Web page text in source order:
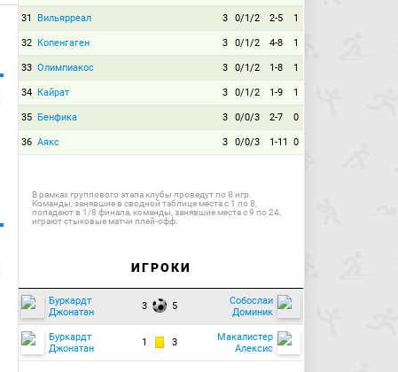
31 Вильярреал 3 0/1/2 2-5 1
32 Копенгаген 3 0/1/2 4-8 1
33 Олимпиакос 3 0/1/2 1-8 1
34 Кайрат 3 0/1/2 1-9 1
35 Бенфика 3 0/0/3 2-7 0
36 Аякс 3 0/0/3 1-11 0
В рамках группового этапа клубы проведут по 8 игр.
Команды, занявшие в сводной таблице места с 1 по 8,
попадают в 1/8 финала, команды, занявшие места с 9 по 24,
играют стыковые матчи плей-офф.
ИГРОКИ
Буркардт
Джонатан
3 5
Собослаи
Доминик
Буркардт
Джонатан
1 3
Макалистер
Алексис